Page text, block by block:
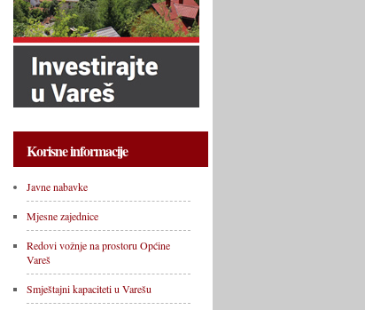
Korisne informacije
Javne nabavke
Mjesne zajednice
Redovi vožnje na prostoru Općine
Vareš
Smještajni kapaciteti u Varešu